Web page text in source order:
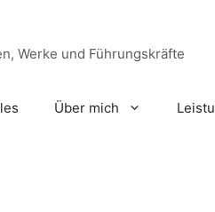
Werke und Führungskräfte
Über mich